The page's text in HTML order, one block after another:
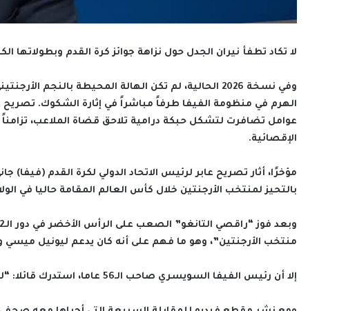
لا تكاد تطفأ نيران الجدل حول نزاهة جوائز كرة القدم
وفي نسخة 2026 الحالية، لم تكن الهالة المحيطة
الهرم في منظومة الفيفا طرفاً مباشراً في إثارة الشكوك. تصريح
عوامل تضافرت لتشكل حبكة درامية تلاحق قضاة الملاعب،
الإقصائية.
مؤخرًا، أثار تصريح عابر لرئيس الاتحاد الدولي لكرة القدم
بالتحيز لمنتخب الأرجنتين خلال كأس العالم المقامة حاليا في
منتخب الأرجنتين”، وهو ما فهم على أنه كان يدعم ليونيل ميسي
إلا أن رئيس الفيفا السويسري صاحب الـ56 عاما، استدرك قائلا: “لكنني محايد”.